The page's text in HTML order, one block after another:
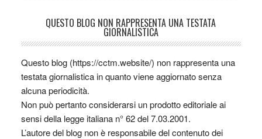
QUESTO BLOG NON RAPPRESENTA UNA TESTATA
GIORNALISTICA
Questo blog (https://cctm.website/) non rappresenta una
testata giornalistica in quanto viene aggiornato senza
alcuna periodicità.
Non può pertanto considerarsi un prodotto editoriale ai
sensi della legge italiana n° 62 del 7.03.2001.
L’autore del blog non è responsabile del contenuto dei